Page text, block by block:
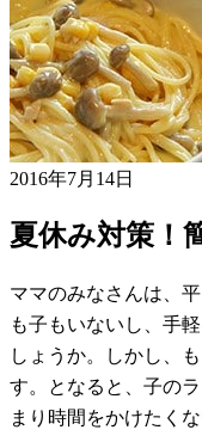
2016年7月14日
夏休み対策！
ママのみなさんは、
も子もいないし、手
しょうか。しかし、
す。となると、子の
まり時間をかけたく